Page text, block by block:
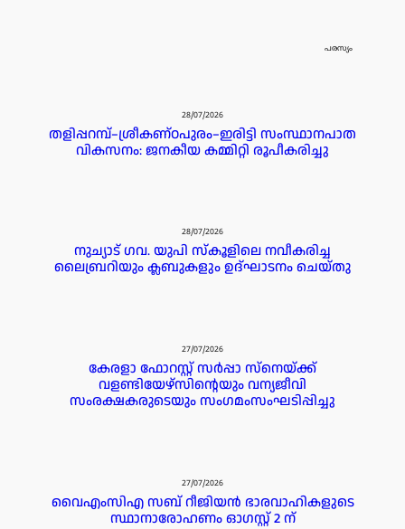
പരസ്യം
28/07/2026
തളിപ്പറമ്പ്–ശ്രീകണ്ഠപുരം–ഇരിട്ടി സംസ്ഥാനപാത
വികസനം: ജനകീയ കമ്മിറ്റി രൂപീകരിച്ചു
28/07/2026
നുച്യാട് ഗവ. യുപി സ്കൂളിലെ നവീകരിച്ച
ലൈബ്രറിയും ക്ലബുകളും ഉദ്ഘാടനം ചെയ്തു
27/07/2026
കേരളാ ഫോറസ്റ്റ് സർപ്പാ സ്‌നെയ്ക്ക്
വളണ്ടിയേഴ്‌സിന്റെയും വന്യജീവി
സംരക്ഷകരുടെയും സംഗമംസംഘടിപ്പിച്ചു
27/07/2026
വൈഎംസിഎ സബ് റീജിയൻ ഭാരവാഹികളുടെ
സ്ഥാനാരോഹണം ഓഗസ്റ്റ് 2 ന്